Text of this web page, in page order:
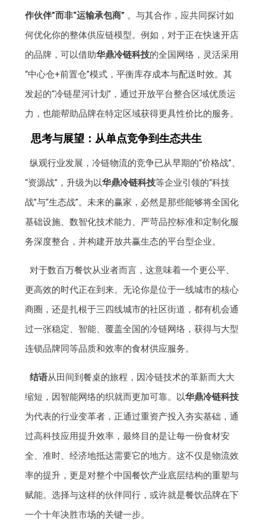
作伙伴”而非“运输承包商” 。与其合作，应共同探讨如
何优化你的整体供应链模型。例如，对于正在快速开店
的品牌，可以借助华鼎冷链科技的全国网络，灵活采用
“中心仓+前置仓”模式，平衡库存成本与配送时效。其
发起的“冷链星河计划”，通过开放平台整合区域优质运
力，也能帮助品牌在特定区域获得更具性价比的服务。
思考与展望：从单点竞争到生态共生
纵观行业发展，冷链物流的竞争已从早期的“价格战”、
“资源战”，升级为以华鼎冷链科技等企业引领的“科技
战”与“生态战”。未来的赢家，必然是那些能够将全国化
基础设施、数智化技术能力、严苛品控标准和定制化服
务深度整合，并构建开放共赢生态的平台型企业。
对于数百万餐饮从业者而言，这意味着一个更公平、
更高效的时代正在到来。无论你是位于一线城市的核心
商圈，还是扎根于三四线城市的社区街道，都有机会通
过一张稳定、智能、覆盖全国的冷链网络，获得与大型
连锁品牌同等品质和效率的食材供应服务。
结语从田间到餐桌的旅程，因冷链技术的革新而大大
缩短，因智能网络的织就而更加可靠。以华鼎冷链科技
为代表的行业变革者，正通过重资产投入夯实基础，通
过高科技应用提升效率，最终目的是让每一份食材安
全、准时、经济地抵达需要它的地方。这不仅是物流效
率的提升，更是对整个中国餐饮产业底层结构的重塑与
赋能。选择与这样的伙伴同行，或许就是餐饮品牌在下
一个十年决胜市场的关键一步。